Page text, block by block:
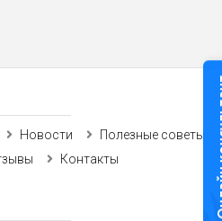
Новости
Полезные советы
Контакты